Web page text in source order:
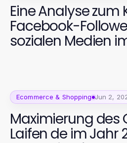
Eine Analyse zum
Facebook-
sozialen Medien
Ecommerce & Shopping Jun 2,
Maximierung des
Laifen de im Jahr